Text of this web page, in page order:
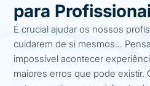
para
É crucial ajudar os nossos
cuidarem de si mesmos…
impossível acontecer
maiores erros que pode existir.